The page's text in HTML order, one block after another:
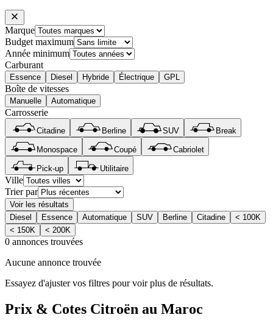
Marque
Budget maximum
Année minimum
Carburant
Essence Diesel Hybride Électrique GPL
Boîte de vitesses
Manuelle Automatique
Carrosserie
Citadine Berline SUV Break
Monospace Coupé Cabriolet
Pick-up Utilitaire
Ville
Trier par
Voir les résultats
Diesel
Essence Automatique SUV Berline Citadine
< 100K
< 150K
< 200K
0 annonces trouvées
Aucune annonce trouvée
Essayez d'ajuster vos filtres pour voir plus de résultats.
Prix & Cotes Citroën au Maroc